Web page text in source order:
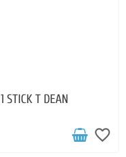
STICK T DEAN
favorite_border